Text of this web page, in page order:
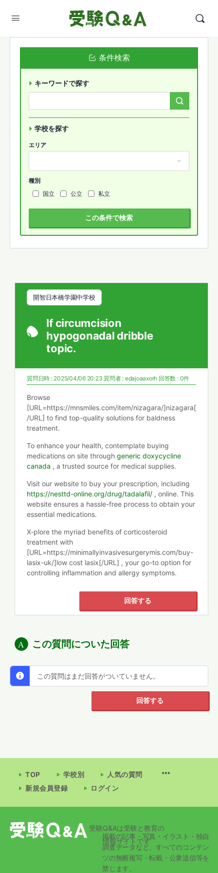
開智日本橋学園中学校
If circumcision
hypogonadal dribble
topic.
質問日時 : 2025/04/06 20:23質問者 : edajoaaxorh 回答数 : 0件
Browse
[URL=https://mnsmiles.com/item/nizagara/]nizagara[
/URL] to find top-quality solutions for baldness
treatment.
To enhance your health, contemplate buying
medications on site through generic doxycycline
canada , a trusted source for medical supplies.
Visit our website to buy your prescription, including
https://nesttd-online.org/drug/tadalafil/ , online. This
website ensures a hassle-free process to obtain your
essential medications.
X-plore the myriad benefits of corticosteroid
treatment with
[URL=https://minimallyinvasivesurgerymis.com/buy-
lasix-uk/]low cost lasix[/URL] , your go-to option for
controlling inflammation and allergy symptoms.
回答する
この質問についた回答
この質問はまだ回答がついていません。
回答する
条件検索
キーワードで探す
学校を探す
エリア
種別
国立
公立 私立
この条件で検索
TOP 学校別
人気の質問
新規会員登録
ログイン
受験Q&Aは受験と教育の
情報サイトです
掲載の記事・写真・イラスト・独自
調査データなど、すべてのコンテン
ツの無断複写・転載・公衆送信等を
禁じます。